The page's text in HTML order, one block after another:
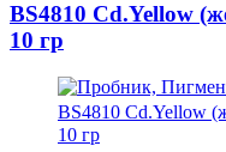
BS4810 Cd.Yellow
10 гр